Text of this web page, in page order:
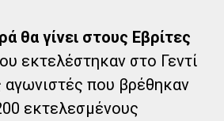
θα γίνει στους Εβρίτες
εκτελέστηκαν στο Γεντί
αγωνιστές που βρέθηκαν
εκτελεσμένους